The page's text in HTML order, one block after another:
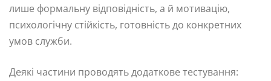
лише формальну відповідність, а й мотивацію,
психологічну стійкість, готовність до конкретних
умов служби.
Деякі частини проводять додаткове тестування: